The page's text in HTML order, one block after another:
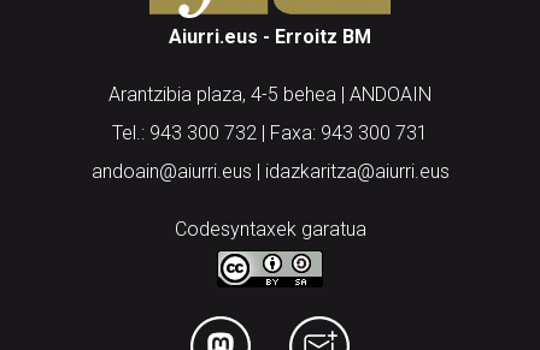
Aiurri.eus - Erroitz BM
Arantzibia plaza, 4-5 behea | ANDOAIN
Tel.: 943 300 732 | Faxa: 943 300 731
andoain@aiurri.eus | idazkaritza@aiurri.eus
Codesyntaxek garatua